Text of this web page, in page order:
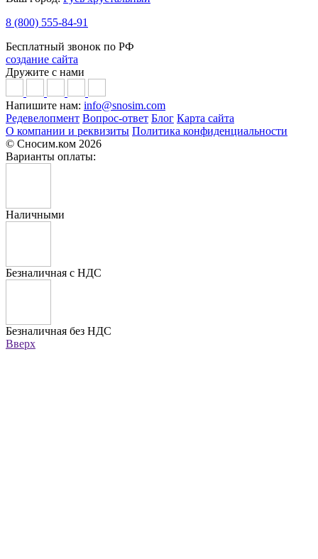
8 (800) 555-84-91
Бесплатный звонок по РФ
создание сайта
Дружите с нами
Напишите нам: info@snosim.com
Редевелопмент Вопрос-ответ Блог Карта сайта
О компании и реквизиты Политика конфиденциальности
© Сносим.ком 2026
Варианты оплаты:
Наличными
Безналичная с НДС
Безналичная без НДС
Вверх